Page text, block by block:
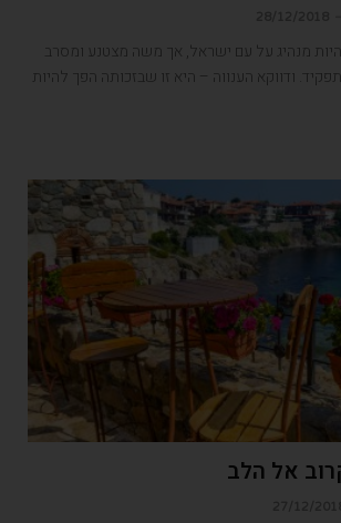
מנהיג על עם ישראל, אך משה מצטנע ומסרב
ודווקא הענווה – היא זו שבזכותה הפך להיות
אל הלב